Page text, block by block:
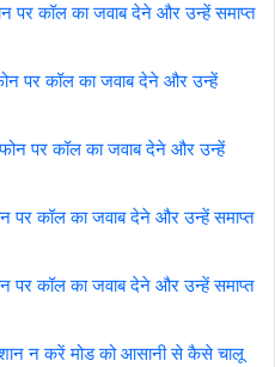
कॉल का जवाब देने और उन्हें समाप्त
पर कॉल का जवाब देने और उन्हें
पर कॉल का जवाब देने और उन्हें
कॉल का जवाब देने और उन्हें समाप्त
कॉल का जवाब देने और उन्हें समाप्त
न करें मोड को आसानी से कैसे चालू